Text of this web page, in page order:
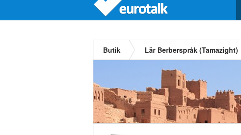
Butik Lär Berberspråk (Tamazight)